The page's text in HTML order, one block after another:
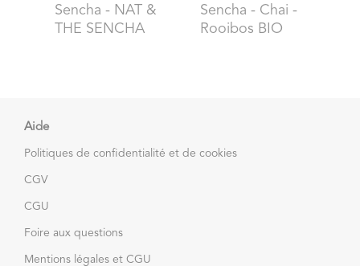
Sencha - NAT &
THE SENCHA
Sencha - Chai -
Rooibos BIO
Aide
Politiques de confidentialité et de cookies
CGV
CGU
Foire aux questions
Mentions légales et CGU